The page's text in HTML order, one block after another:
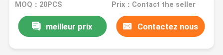
MOQ：20PCS Prix：Contact the seller
meilleur prix Contactez nous